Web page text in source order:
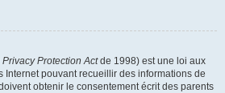
Protection Actde 1998) est une loi aux
Internet pouvant recueillir des informations de
obtenir le consentement écrit des parents